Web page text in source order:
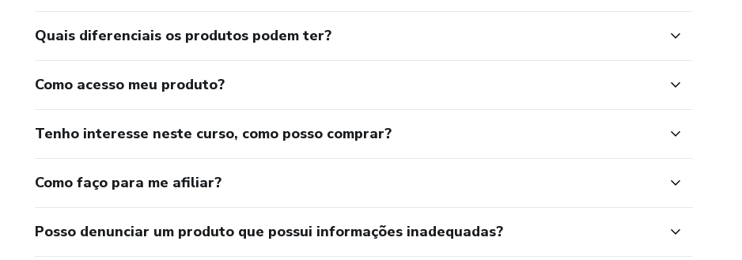
Quais diferenciais os produtos podem ter?
Como acesso meu produto?
Tenho interesse neste curso, como posso comprar?
Como faço para me afiliar?
Posso denunciar um produto que possui informações inadequadas?